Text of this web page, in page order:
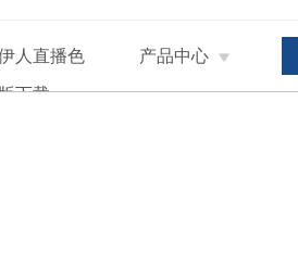
人直播色
下载
产品中心